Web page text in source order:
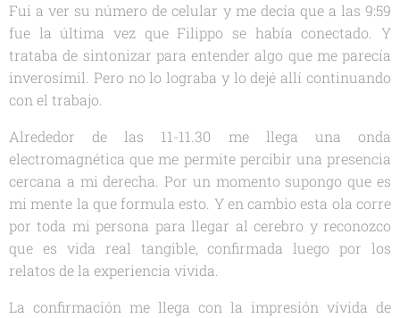
Fui a ver su número de celular y me decía que a las 9:59
fue la última vez que Filippo se había conectado. Y
trataba de sintonizar para entender algo que me parecía
inverosímil. Pero no lo lograba y lo dejé allí continuando
con el trabajo.
Alrededor de las 11-11.30 me llega una onda
electromagnética que me permite percibir una presencia
cercana a mi derecha. Por un momento supongo que es
mi mente la que formula esto. Y en cambio esta ola corre
por toda mi persona para llegar al cerebro y reconozco
que es vida real tangible, confirmada luego por los
relatos de la experiencia vivida.
La confirmación me llega con la impresión vívida de